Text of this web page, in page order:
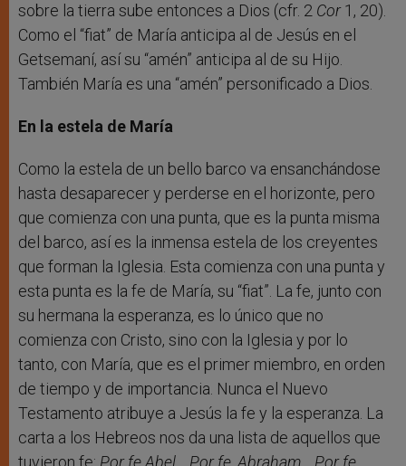
sobre la tierra sube entonces a Dios (cfr. 2 Cor1, 20).
Como el “fiat” de María anticipa al de Jesús en el
Getsemaní, así su “amén” anticipa al de su Hijo.
También María es una “amén” personificado a Dios.
En la estela de María
Como la estela de un bello barco va ensanchándose
hasta desaparecer y perderse en el horizonte, pero
que comienza con una punta, que es la punta misma
del barco, así es la inmensa estela de los creyentes
que forman la Iglesia. Esta comienza con una punta y
esta punta es la fe de María, su “fiat”. La fe, junto con
su hermana la esperanza, es lo único que no
comienza con Cristo, sino con la Iglesia y por lo
tanto, con María, que es el primer miembro, en orden
de tiempo y de importancia. Nunca el Nuevo
Testamento atribuye a Jesús la fe y la esperanza. La
carta a los Hebreos nos da una lista de aquellos que
tuvieron fe: Por fe Abel… Por fe, Abraham… Por fe,